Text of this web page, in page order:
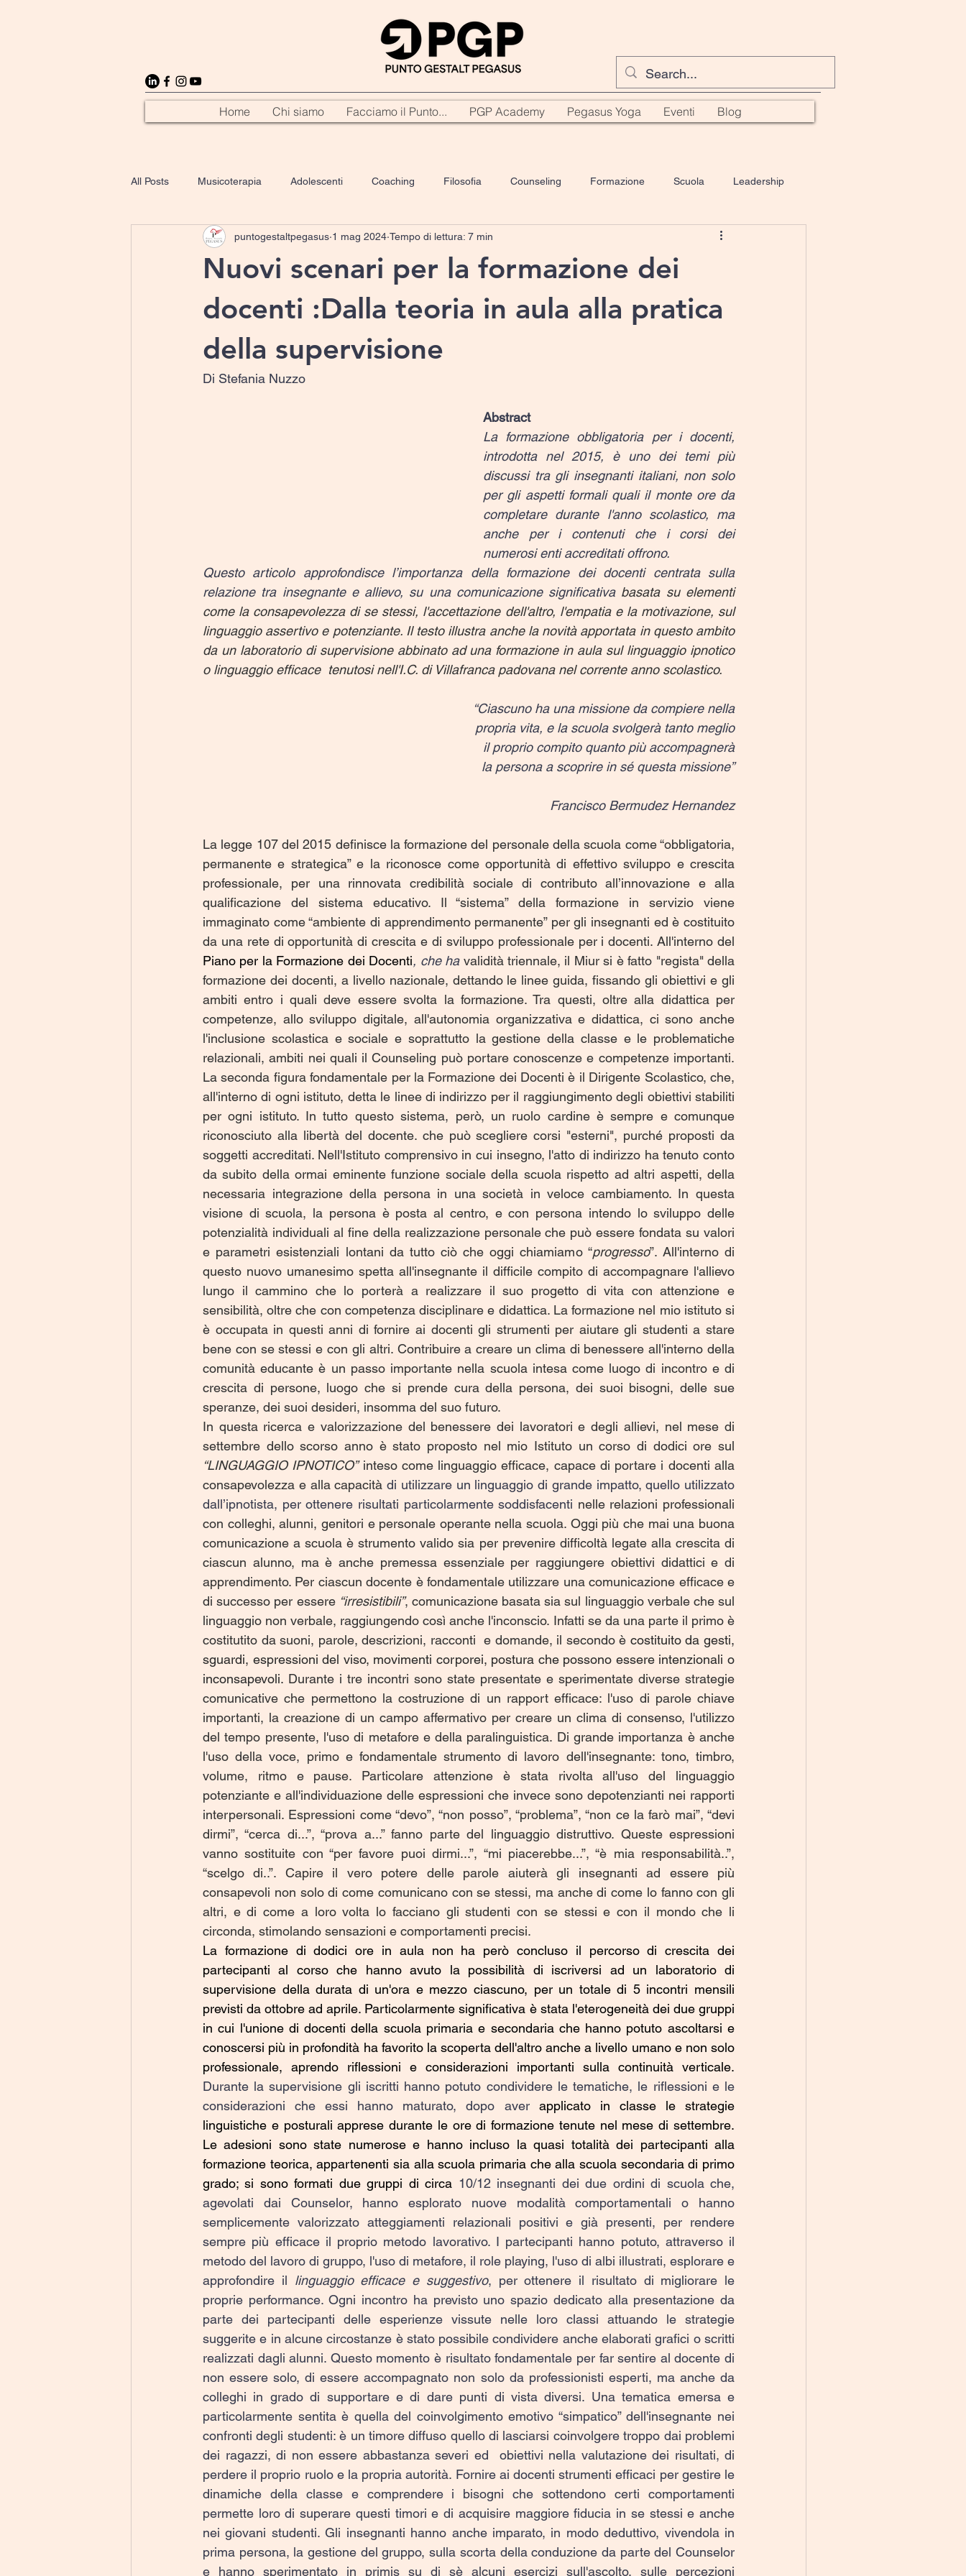
Home Chi siamo Facciamo il Punto... PGP Academy Pegasus Yoga Eventi Blog
All Posts Musicoterapia Adolescenti Coaching Filosofia Counseling Formazione Scuola Leadership
Crescita personale Cultura Genitorialità Yoga PNL spiritualità
Nuovi scenari per la formazione dei
docenti :Dalla teoria in aula alla pratica
della supervisione
puntogestaltpegasus 1 mag 2024 Tempo di lettura: 7 min
Di Stefania Nuzzo
Abstract
La formazione obbligatoria per i docenti,
introdotta nel 2015, è uno dei temi più
discussi tra gli insegnanti italiani, non solo
per gli aspetti formali quali il monte ore da
completare durante l'anno scolastico, ma
anche per i contenuti che i corsi dei
numerosi enti accreditati offrono.
Questo articolo approfondisce l’importanza della formazione dei docenti centrata sulla
relazione tra insegnante e allievo, su una comunicazione significativa basata su elementi
come la consapevolezza di se stessi, l'accettazione dell'altro, l'empatia e la motivazione, sul
linguaggio assertivo e potenziante. Il testo illustra anche la novità apportata in questo ambito
da un laboratorio di supervisione abbinato ad una formazione in aula sul linguaggio ipnotico
o linguaggio efficace  tenutosi nell'I.C. di Villafranca padovana nel corrente anno scolastico.
“Ciascuno ha una missione da compiere nella
propria vita, e la scuola svolgerà tanto meglio
il proprio compito quanto più accompagnerà
la persona a scoprire in sé questa missione”
Francisco Bermudez Hernandez
La legge 107 del 2015 definisce la formazione del personale della scuola come “obbligatoria,
permanente e strategica” e la riconosce come opportunità di effettivo sviluppo e crescita
professionale, per una rinnovata credibilità sociale di contributo all’innovazione e alla
qualificazione del sistema educativo. Il “sistema” della formazione in servizio viene
immaginato come “ambiente di apprendimento permanente” per gli insegnanti ed è costituito
Piano per la Formazione dei Docenti, che ha validità triennale, il Miur si è fatto "regista" della
formazione dei docenti, a livello nazionale, dettando le linee guida, fissando gli obiettivi e gli
ambiti entro i quali deve essere svolta la formazione. Tra questi, oltre alla didattica per
competenze, allo sviluppo digitale, all'autonomia organizzativa e didattica, ci sono anche
l'inclusione scolastica e sociale e soprattutto la gestione della classe e le problematiche
relazionali, ambiti nei quali il Counseling può portare conoscenze e competenze importanti.
La seconda figura fondamentale per la Formazione dei Docenti è il Dirigente Scolastico, che,
all'interno di ogni istituto, detta le linee di indirizzo per il raggiungimento degli obiettivi stabiliti
per ogni istituto. In tutto questo sistema, però, un ruolo cardine è sempre e comunque
riconosciuto alla libertà del docente. che può scegliere corsi "esterni", purché proposti da
soggetti accreditati. Nell'Istituto comprensivo in cui insegno, l'atto di indirizzo ha tenuto conto
da subito della ormai eminente funzione sociale della scuola rispetto ad altri aspetti, della
necessaria integrazione della persona in una società in veloce cambiamento. In questa
visione di scuola, la persona è posta al centro, e con persona intendo lo sviluppo delle
potenzialità individuali al fine della realizzazione personale che può essere fondata su valori
e parametri esistenziali lontani da tutto ciò che oggi chiamiamo “progresso”. All'interno di
questo nuovo umanesimo spetta all'insegnante il difficile compito di accompagnare l'allievo
lungo il cammino che lo porterà a realizzare il suo progetto di vita con attenzione e
sensibilità, oltre che con competenza disciplinare e didattica. La formazione nel mio istituto si
è occupata in questi anni di fornire ai docenti gli strumenti per aiutare gli studenti a stare
bene con se stessi e con gli altri. Contribuire a creare un clima di benessere all'interno della
comunità educante è un passo importante nella scuola intesa come luogo di incontro e di
crescita di persone, luogo che si prende cura della persona, dei suoi bisogni, delle sue
speranze, dei suoi desideri, insomma del suo futuro.
In questa ricerca e valorizzazione del benessere dei lavoratori e degli allievi, nel mese di
“LINGUAGGIO IPNOTICO” inteso come linguaggio efficace, capace di portare i docenti alla
consapevolezza e alla capacità di utilizzare un linguaggio di grande impatto, quello utilizzato
dall’ipnotista, per ottenere risultati particolarmente soddisfacenti nelle relazioni professionali
con colleghi, alunni, genitori e personale operante nella scuola. Oggi più che mai una buona
comunicazione a scuola è strumento valido sia per prevenire difficoltà legate alla crescita di
ciascun alunno, ma è anche premessa essenziale per raggiungere obiettivi didattici e di
apprendimento. Per ciascun docente è fondamentale utilizzare una comunicazione efficace e
di successo per essere “irresistibili”, comunicazione basata sia sul linguaggio verbale che sul
linguaggio non verbale, raggiungendo così anche l'inconscio. Infatti se da una parte il primo è
costitutito da suoni, parole, descrizioni, racconti  e domande, il secondo è costituito da gesti,
sguardi, espressioni del viso, movimenti corporei, postura che possono essere intenzionali o
inconsapevoli. Durante i tre incontri sono state presentate e sperimentate diverse strategie
comunicative che permettono la costruzione di un rapport efficace: l'uso di parole chiave
importanti, la creazione di un campo affermativo per creare un clima di consenso, l'utilizzo
del tempo presente, l'uso di metafore e della paralinguistica. Di grande importanza è anche
l'uso della voce, primo e fondamentale strumento di lavoro dell'insegnante: tono, timbro,
volume, ritmo e pause. Particolare attenzione è stata rivolta all'uso del linguaggio
potenziante e all'individuazione delle espressioni che invece sono depotenzianti nei rapporti
interpersonali. Espressioni come “devo”, “non posso”, “problema”, “non ce la farò mai”, “devi
dirmi”, “cerca di...”, “prova a...” fanno parte del linguaggio distruttivo. Queste espressioni
vanno sostituite con “per favore puoi dirmi...”, “mi piacerebbe...”, “è mia responsabilità..”,
“scelgo di..”. Capire il vero potere delle parole aiuterà gli insegnanti ad essere più
consapevoli non solo di come comunicano con se stessi, ma anche di come lo fanno con gli
altri, e di come a loro volta lo facciano gli studenti con se stessi e con il mondo che li
circonda, stimolando sensazioni e comportamenti precisi.
La formazione di dodici ore in aula non ha però concluso il percorso di crescita dei
partecipanti al corso che hanno avuto la possibilità di iscriversi ad un laboratorio di
supervisione della durata di un'ora e mezzo ciascuno, per un totale di 5 incontri mensili
previsti da ottobre ad aprile. Particolarmente significativa è stata l'eterogeneità dei due gruppi
in cui l'unione di docenti della scuola primaria e secondaria che hanno potuto ascoltarsi e
conoscersi più in profondità ha favorito la scoperta dell'altro anche a livello umano e non solo
Durante la supervisione gli iscritti hanno potuto condividere le tematiche, le riflessioni e le
considerazioni che essi hanno maturato, dopo aver applicato in classe le strategie
linguistiche e posturali apprese durante le ore di formazione tenute nel mese di settembre.
Le adesioni sono state numerose e hanno incluso la quasi totalità dei partecipanti alla
formazione teorica, appartenenti sia alla scuola primaria che alla scuola secondaria di primo
grado; si sono formati due gruppi di circa 10/12 insegnanti dei due ordini di scuola che,
agevolati dai Counselor, hanno esplorato nuove modalità comportamentali o hanno
semplicemente valorizzato atteggiamenti relazionali positivi e già presenti, per rendere
sempre più efficace il proprio metodo lavorativo. I partecipanti hanno potuto, attraverso il
metodo del lavoro di gruppo, l'uso di metafore, il role playing, l'uso di albi illustrati, esplorare e
approfondire il linguaggio efficace e suggestivo, per ottenere il risultato di migliorare le
proprie performance. Ogni incontro ha previsto uno spazio dedicato alla presentazione da
parte dei partecipanti delle esperienze vissute nelle loro classi attuando le strategie
suggerite e in alcune circostanze è stato possibile condividere anche elaborati grafici o scritti
realizzati dagli alunni. Questo momento è risultato fondamentale per far sentire al docente di
non essere solo, di essere accompagnato non solo da professionisti esperti, ma anche da
colleghi in grado di supportare e di dare punti di vista diversi. Una tematica emersa e
particolarmente sentita è quella del coinvolgimento emotivo “simpatico” dell'insegnante nei
confronti degli studenti: è un timore diffuso quello di lasciarsi coinvolgere troppo dai problemi
dei ragazzi, di non essere abbastanza severi ed  obiettivi nella valutazione dei risultati, di
perdere il proprio ruolo e la propria autorità. Fornire ai docenti strumenti efficaci per gestire le
dinamiche della classe e comprendere i bisogni che sottendono certi comportamenti
permette loro di superare questi timori e di acquisire maggiore fiducia in se stessi e anche
nei giovani studenti. Gli insegnanti hanno anche imparato, in modo deduttivo, vivendola in
prima persona, la gestione del gruppo, sulla scorta della conduzione da parte del Counselor
e hanno sperimentato in primis su di sè alcuni esercizi sull'ascolto, sulle percezioni